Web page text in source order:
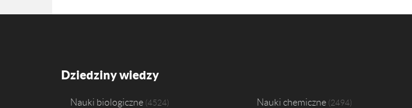
Dziedziny wiedzy
Nauki biologiczne 4524 Nauki chemiczne 2494